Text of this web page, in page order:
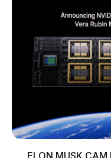
ELON MUSK CAM